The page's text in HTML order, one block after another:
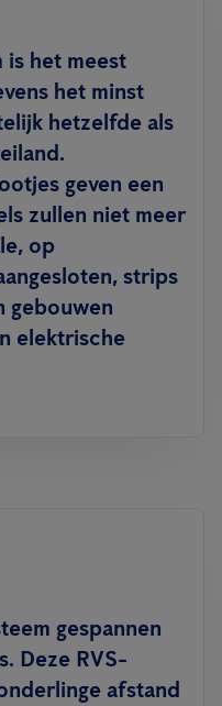
is het meest
het minst
hetzelfde als
geven een
zullen niet meer
op
strips
gebouwen
elektrische
gespannen
Deze RVS-
afstand